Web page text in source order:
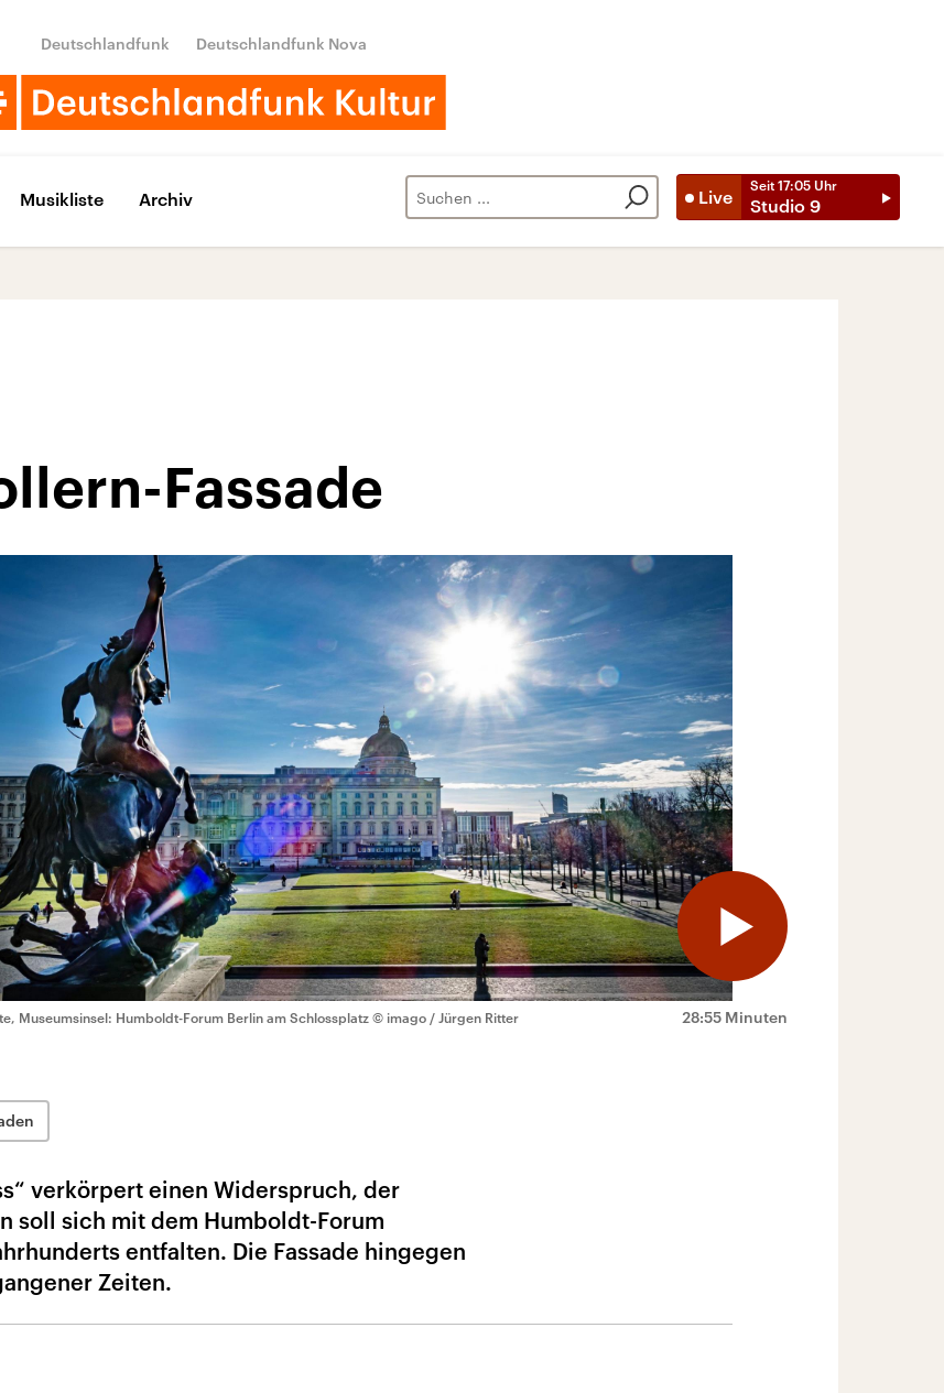
Deutschlandfunk Deutschlandfunk Nova
Live
Seit 17:05 Uhr
Studio 9
Musikliste Archiv
Fassade
28:55 Minuten
Museumsinsel: Humboldt-Forum Berlin am Schlossplatz © imago / Jürgen Ritter
verkörpert einen Widerspruch, der
soll sich mit dem Humboldt-Forum
entfalten. Die Fassade hingegen
Zeiten.